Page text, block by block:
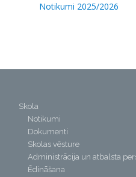
Notikumi 2025/2026
Skola
Notikumi
Dokumenti
Skolas vēsture
Administrācija un atbalsta
Ēdināšana